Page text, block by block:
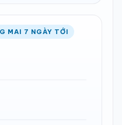
MAI 7 NGÀY TỚI